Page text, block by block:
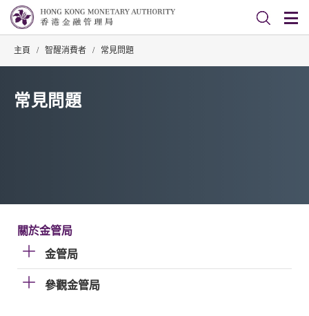
主頁 / 智醒消費者 / 常見問題
常見問題
關於金管局
金管局
參觀金管局